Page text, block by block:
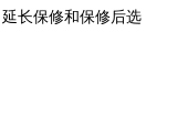
长保修和保修后选